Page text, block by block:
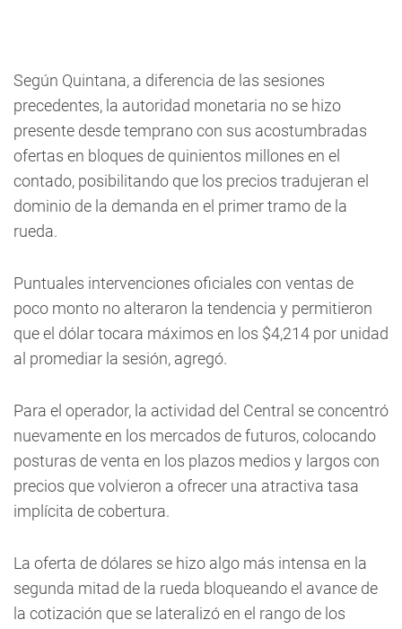
Según Quintana, a diferencia de las sesiones
precedentes, la autoridad monetaria no se hizo
presente desde temprano con sus acostumbradas
ofertas en bloques de quinientos millones en el
contado, posibilitando que los precios tradujeran el
dominio de la demanda en el primer tramo de la
rueda.
Puntuales intervenciones oficiales con ventas de
poco monto no alteraron la tendencia y permitieron
que el dólar tocara máximos en los $4,214 por unidad
al promediar la sesión, agregó.
Para el operador, la actividad del Central se concentró
nuevamente en los mercados de futuros, colocando
posturas de venta en los plazos medios y largos con
precios que volvieron a ofrecer una atractiva tasa
implícita de cobertura.
La oferta de dólares se hizo algo más intensa en la
segunda mitad de la rueda bloqueando el avance de
la cotización que se lateralizó en el rango de los